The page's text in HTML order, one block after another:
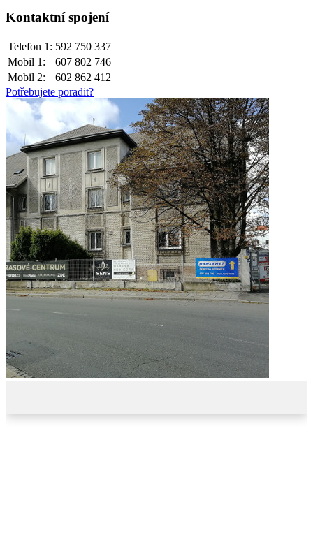
Kontaktní spojení
Telefon 1: 592 750 337
Mobil 1:
607 802 746
Mobil 2:
602 862 412
Potřebujete poradit?